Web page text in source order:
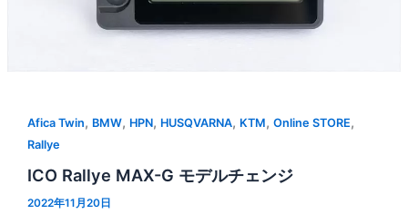
Afica Twin, BMW, HPN, HUSQVARNA, KTM, Online STORE,
Rallye
ICO Rallye MAX-G モデルチェンジ
2022年11月20日